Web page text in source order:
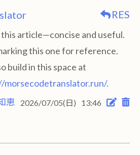
RES
this article—concise and useful.
this one for reference.
build in this space at
morsecodetranslator.run/.
恵
2026/07/05(日) 13:46